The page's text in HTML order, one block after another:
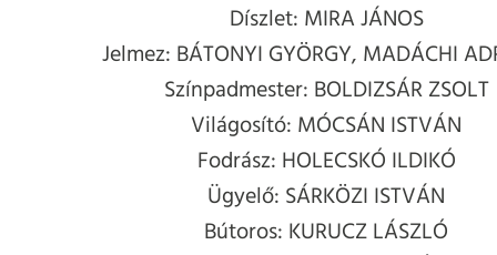
Díszlet: MIRA JÁNOS
Jelmez: BÁTONYI GYÖRGY, MADÁCHI
Színpadmester: BOLDIZSÁR ZSOLT
Világosító: MÓCSÁN ISTVÁN
Fodrász: HOLECSKÓ ILDIKÓ
Ügyelő: SÁRKÖZI ISTVÁN
Bútoros: KURUCZ LÁSZLÓ